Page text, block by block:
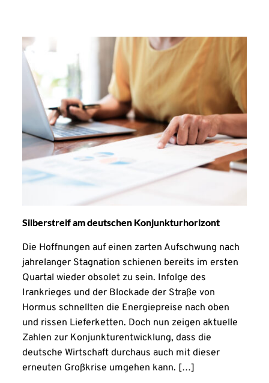
Silberstreif am deutschen Konjunkturhorizont
Die Hoffnungen auf einen zarten Aufschwung nach
jahrelanger Stagnation schienen bereits im ersten
Quartal wieder obsolet zu sein. Infolge des
Irankrieges und der Blockade der Straße von
Hormus schnellten die Energiepreise nach oben
und rissen Lieferketten. Doch nun zeigen aktuelle
Zahlen zur Konjunkturentwicklung, dass die
deutsche Wirtschaft durchaus auch mit dieser
erneuten Großkrise umgehen kann. […]